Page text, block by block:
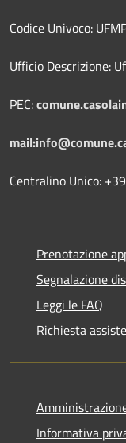
Codice Univoco:
Ufficio Descrizione:
PEC:
Centralino Unico:
Prenotazione
Segnalazione
Leggi le FAQ
Richiesta
Informativa